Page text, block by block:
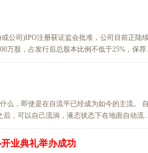
公司)IPO注册获证监会批准，公司目前正陆
万股，占发行后总股本比例不低于25%，保荐
么，即使是在自流平已经成为如今的主流。
，可以自己流淌，液态状态下在地面自动流...
业典礼举办成功